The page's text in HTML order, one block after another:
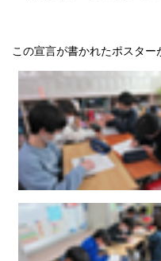
この宣言が書かれたポスター